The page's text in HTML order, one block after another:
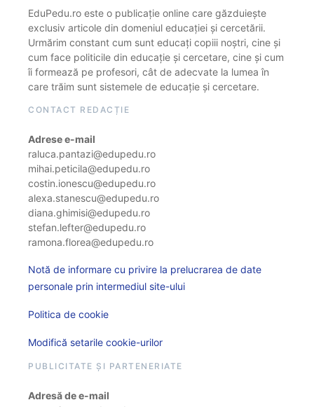
EduPedu.ro este o publicație online care găzduiește
exclusiv articole din domeniul educației și cercetării.
Urmărim constant cum sunt educați copiii noștri, cine și
cum face politicile din educație și cercetare, cine și cum
îi formează pe profesori, cât de adecvate la lumea în
care trăim sunt sistemele de educație și cercetare.
CONTACT REDACȚIE
Adrese e-mail
raluca.pantazi@edupedu.ro
mihai.peticila@edupedu.ro
costin.ionescu@edupedu.ro
alexa.stanescu@edupedu.ro
diana.ghimisi@edupedu.ro
stefan.lefter@edupedu.ro
ramona.florea@edupedu.ro
Notă de informare cu privire la prelucrarea de date
personale prin intermediul site-ului
Politica de cookie
Modifică setarile cookie-urilor
PUBLICITATE ȘI PARTENERIATE
Adresă de e-mail